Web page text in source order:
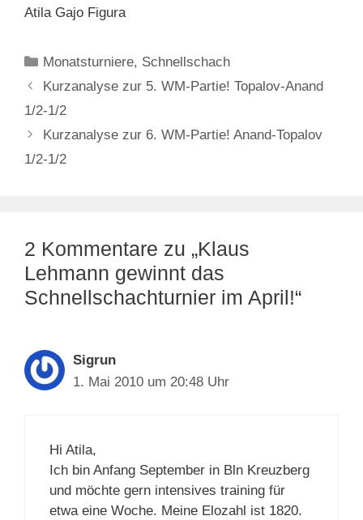
Atila Gajo Figura
Kategorien
Monatsturniere, Schnellschach
Kurzanalyse zur 5. WM-Partie! Topalov-Anand
1/2-1/2
Kurzanalyse zur 6. WM-Partie! Anand-Topalov
1/2-1/2
2 Kommentare zu „Klaus
Lehmann gewinnt das
Schnellschachturnier im April!“
Sigrun
1. Mai 2010 um 20:48 Uhr
Hi Atila,
Ich bin Anfang September in Bln Kreuzberg
und möchte gern intensives training für
etwa eine Woche. Meine Elozahl ist 1820.